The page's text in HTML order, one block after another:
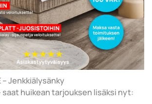
– Jenkkiälysänky
saat huikean tarjouksen lisäksi nyt: